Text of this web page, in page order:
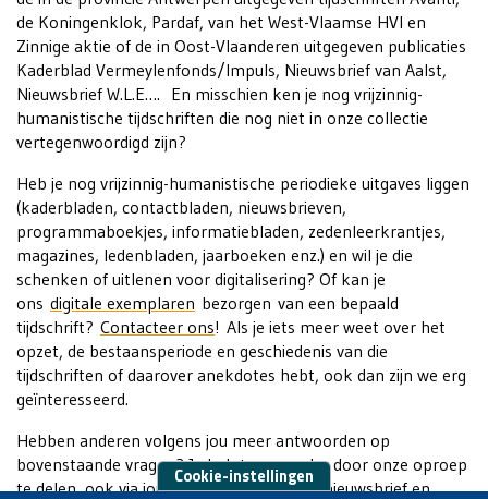
de Koningenklok, Pardaf, van het West-Vlaamse HVI en
Zinnige aktie of de in Oost-Vlaanderen uitgegeven publicaties
Kaderblad Vermeylenfonds/Impuls, Nieuwsbrief van Aalst,
Nieuwsbrief W.L.E…. En misschien ken je nog vrijzinnig-
humanistische tijdschriften die nog niet in onze collectie
vertegenwoordigd zijn?
Heb je nog vrijzinnig-humanistische periodieke uitgaves liggen
(kaderbladen, contactbladen, nieuwsbrieven,
programmaboekjes, informatiebladen, zedenleerkrantjes,
magazines, ledenbladen, jaarboeken enz.) en wil je die
schenken of uitlenen voor digitalisering? Of kan je
ons digitale exemplaren bezorgen van een bepaald
tijdschrift? Contacteer ons! Als je iets meer weet over het
opzet, de bestaansperiode en geschiedenis van die
tijdschriften of daarover anekdotes hebt, ook dan zijn we erg
geïnteresseerd.
Hebben anderen volgens jou meer antwoorden op
bovenstaande vragen? Je helpt ons verder door onze oproep
te delen, ook via jouw tijdschrift, website, nieuwsbrief en
Cookie-instellingen